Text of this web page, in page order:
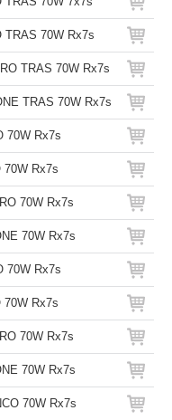
TRAS 70W Rx7s
TRAS 70W Rx7s
TRAS 70W Rx7s
70W Rx7s
70W Rx7s
70W Rx7s
70W Rx7s
70W Rx7s
70W Rx7s
70W Rx7s
70W Rx7s
70W Rx7s